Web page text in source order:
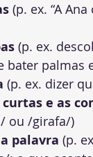
(p. ex. “A
(p. ex.
palmas
(p. ex. dizer
e as
ou /girafa/)
palavra (p.